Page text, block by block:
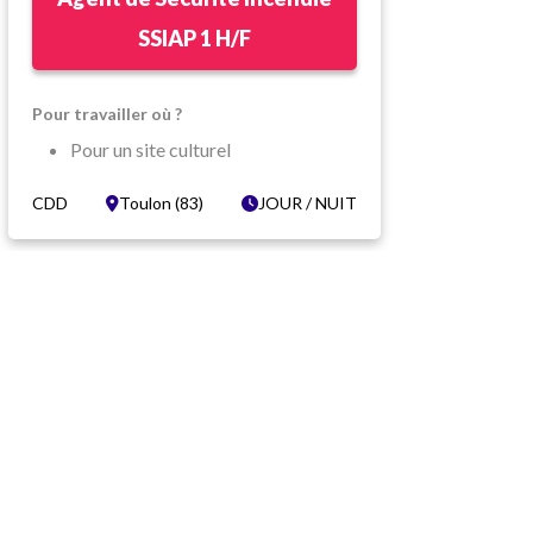
SSIAP 1 H/F
Pour travailler où ?
Pour un site culturel
CDD Toulon (83) JOUR / NUIT